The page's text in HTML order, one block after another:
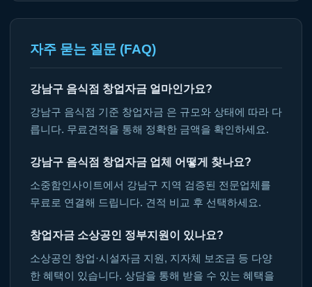
자주 묻는 질문 (FAQ)
강남구 음식점 창업자금 얼마인가요?
강남구 음식점 기준 창업자금 은 규모와 상태에 따라 다
릅니다. 무료견적을 통해 정확한 금액을 확인하세요.
강남구 음식점 창업자금 업체 어떻게 찾나요?
소중함인사이트에서 강남구 지역 검증된 전문업체를
무료로 연결해 드립니다. 견적 비교 후 선택하세요.
창업자금 소상공인 정부지원이 있나요?
소상공인 창업·시설자금 지원, 지자체 보조금 등 다양
한 혜택이 있습니다. 상담을 통해 받을 수 있는 혜택을